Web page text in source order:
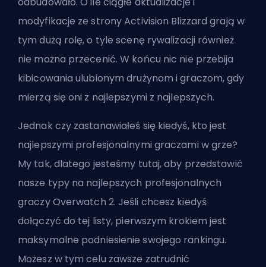
modyfikacje ze strony Activision Blizzard grają w
tym dużą rolę, o tyle scenę rywalizacji również
nie można przecenić. W końcu nic nie przebija
kibicowania ulubionym drużynom i graczom, gdy
mierzą się oni z najlepszymi z najlepszych.
Jednak czy zastanawiałeś się kiedyś, kto jest
najlepszymi profesjonalnymi graczami w grze?
My tak, dlatego jesteśmy tutaj, aby przedstawić
nasze typy na najlepszych profesjonalnych
graczy Overwatch 2. Jeśli chcesz kiedyś
dołączyć do tej listy, pierwszym krokiem jest
maksymalne podniesienie swojego rankingu.
Możesz w tym celu zawsze zatrudnić